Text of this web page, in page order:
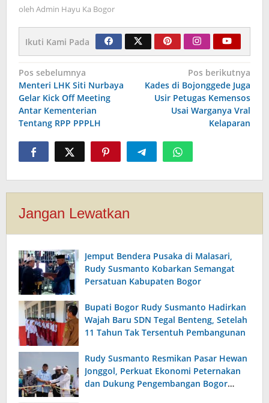
oleh Admin Hayu Ka Bogor
Ikuti Kami Pada
Navigasi
pos
Pos sebelumnya
Menteri LHK Siti Nurbaya
Gelar Kick Off Meeting
Antar Kementerian
Tentang RPP PPPLH
Pos berikutnya
Kades di Bojonggede Juga
Usir Petugas Kemensos
Usai Warganya Vral
Kelaparan
Jangan Lewatkan
Jemput Bendera Pusaka di Malasari,
Rudy Susmanto Kobarkan Semangat
Persatuan Kabupaten Bogor
Bupati Bogor Rudy Susmanto Hadirkan
Wajah Baru SDN Tegal Benteng, Setelah
11 Tahun Tak Tersentuh Pembangunan
Rudy Susmanto Resmikan Pasar Hewan
Jonggol, Perkuat Ekonomi Peternakan
dan Dukung Pengembangan Bogor